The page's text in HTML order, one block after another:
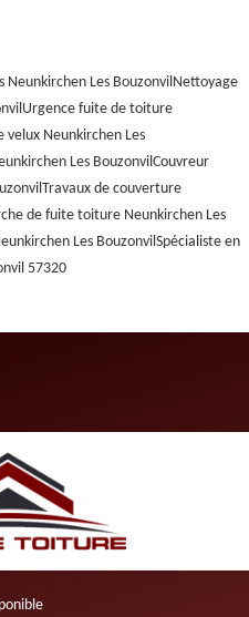
Les Bouzonvil Nettoyage
Urgence fuite de toiture
velux Neunkirchen Les
Les Bouzonvil Couvreur
Travaux de couverture
de fuite toiture Neunkirchen Les
Les BouzonvilSpécialiste en
57320